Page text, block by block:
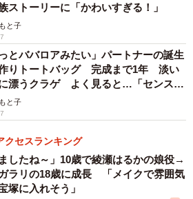
さと食べて30分弱くらいで出まし
8割はこの体勢でしたね」
方でしたか？
女女の4人組です。手の主はちょっ
感じでした」
応されましたか？
て接触をすると、不快に思われて
ストーリーに「かわいすぎる！」
と子
っとババロアみたい」パートナーの誕生
作りトートバッグ 完成まで1年 淡い
漂うクラゲ よく見ると…「センスす
と子
クセスランキング
ましたね～」10歳で綾瀬はるかの娘役→
ラリの18歳に成長 「メイクで雰囲気
塚に入れそう」